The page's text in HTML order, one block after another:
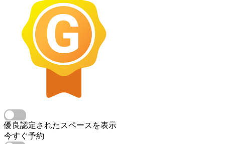
優良認定されたスペースを表示
今すぐ予約